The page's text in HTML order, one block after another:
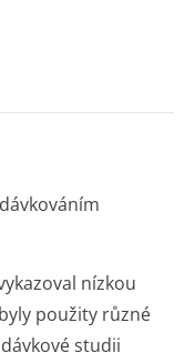
nízkou
použity různé
studii